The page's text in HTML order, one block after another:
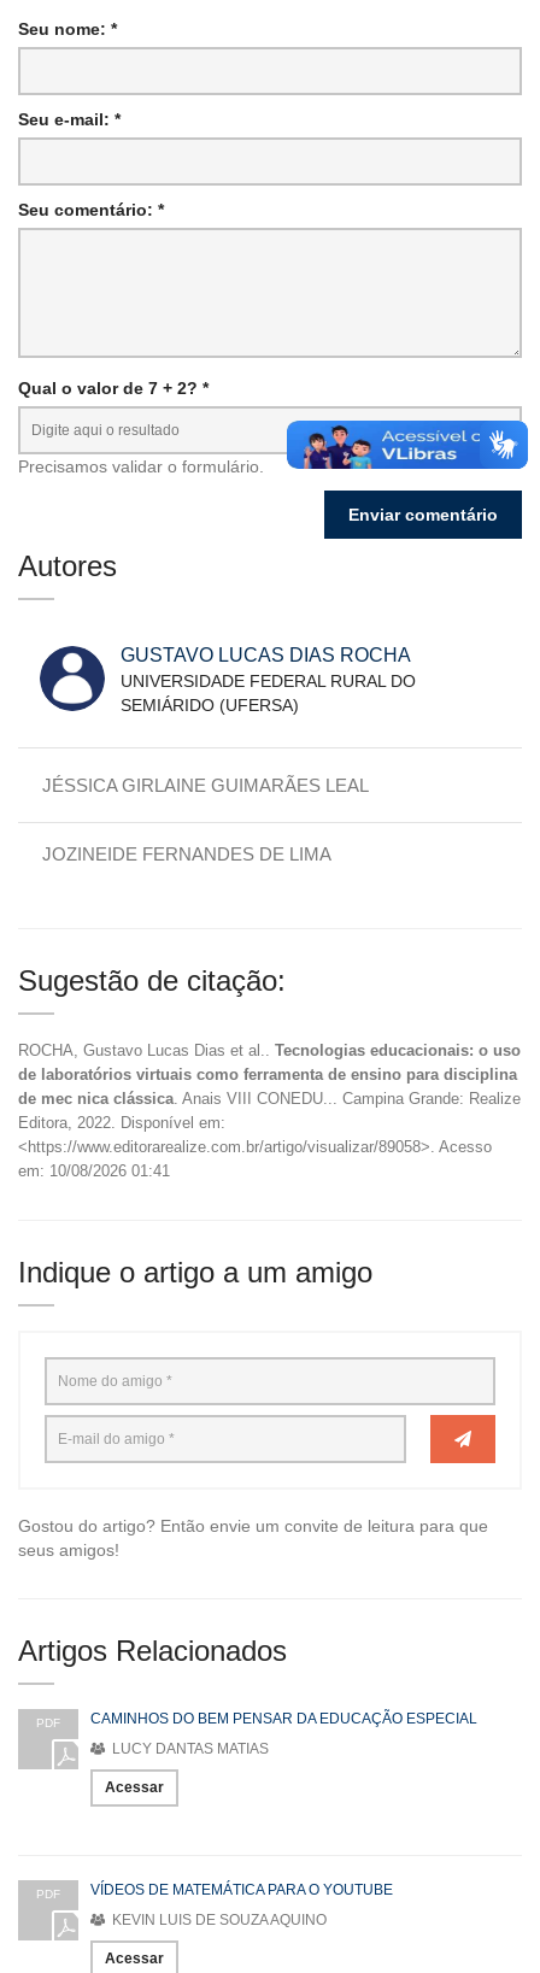
Seu nome: *
Seu e-mail: *
Seu comentário: *
Qual o valor de 7 + 2? *
Precisamos validar o formulário.
Autores
GUSTAVO LUCAS DIAS ROCHA
UNIVERSIDADE FEDERAL RURAL DO
SEMIÁRIDO (UFERSA)
JÉSSICA GIRLAINE GUIMARÃES LEAL
JOZINEIDE FERNANDES DE LIMA
Sugestão de citação:
ROCHA, Gustavo Lucas Dias et al.. Tecnologias educacionais: o uso
de laboratórios virtuais como ferramenta de ensino para disciplina
de mec nica clássica . Anais VIII CONEDU... Campina Grande: Realize
Editora, 2022. Disponível em:
<https://www.editorarealize.com.br/artigo/visualizar/89058>. Acesso
em: 10/08/2026 01:41
Indique o artigo a um amigo
Gostou do artigo? Então envie um convite de leitura para que
seus amigos!
Artigos Relacionados
PDF
CAMINHOS DO BEM PENSAR DA EDUCAÇÃO ESPECIAL
LUCY DANTAS MATIAS
Acessar
PDF
VÍDEOS DE MATEMÁTICA PARA O YOUTUBE
KEVIN LUIS DE SOUZA AQUINO
Acessar